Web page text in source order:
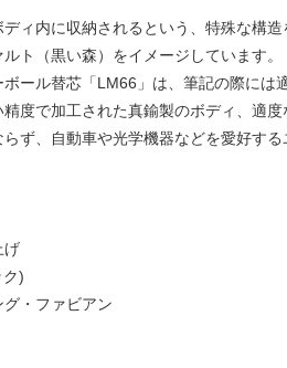
ィ内に収納されるという、特殊な構
ト（黒い森）をイメージしています。
ボール替芯「LM66」は、筆記の際には
度で加工された真鍮製のボディ、適
ず、自動車や光学機器などを愛好す
げ
)
・ファビアン